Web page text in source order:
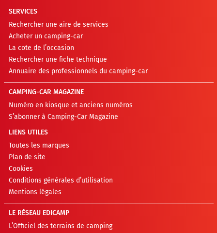
SERVICES
Rechercher une aire de services
Acheter un camping-car
La cote de l’occasion
Rechercher une fiche technique
Annuaire des professionnels du camping-car
CAMPING-CAR MAGAZINE
Numéro en kiosque et anciens numéros
S’abonner à Camping-Car Magazine
LIENS UTILES
Toutes les marques
Plan de site
Cookies
Conditions générales d’utilisation
Mentions légales
LE RÉSEAU EDICAMP
L’Officiel des terrains de camping